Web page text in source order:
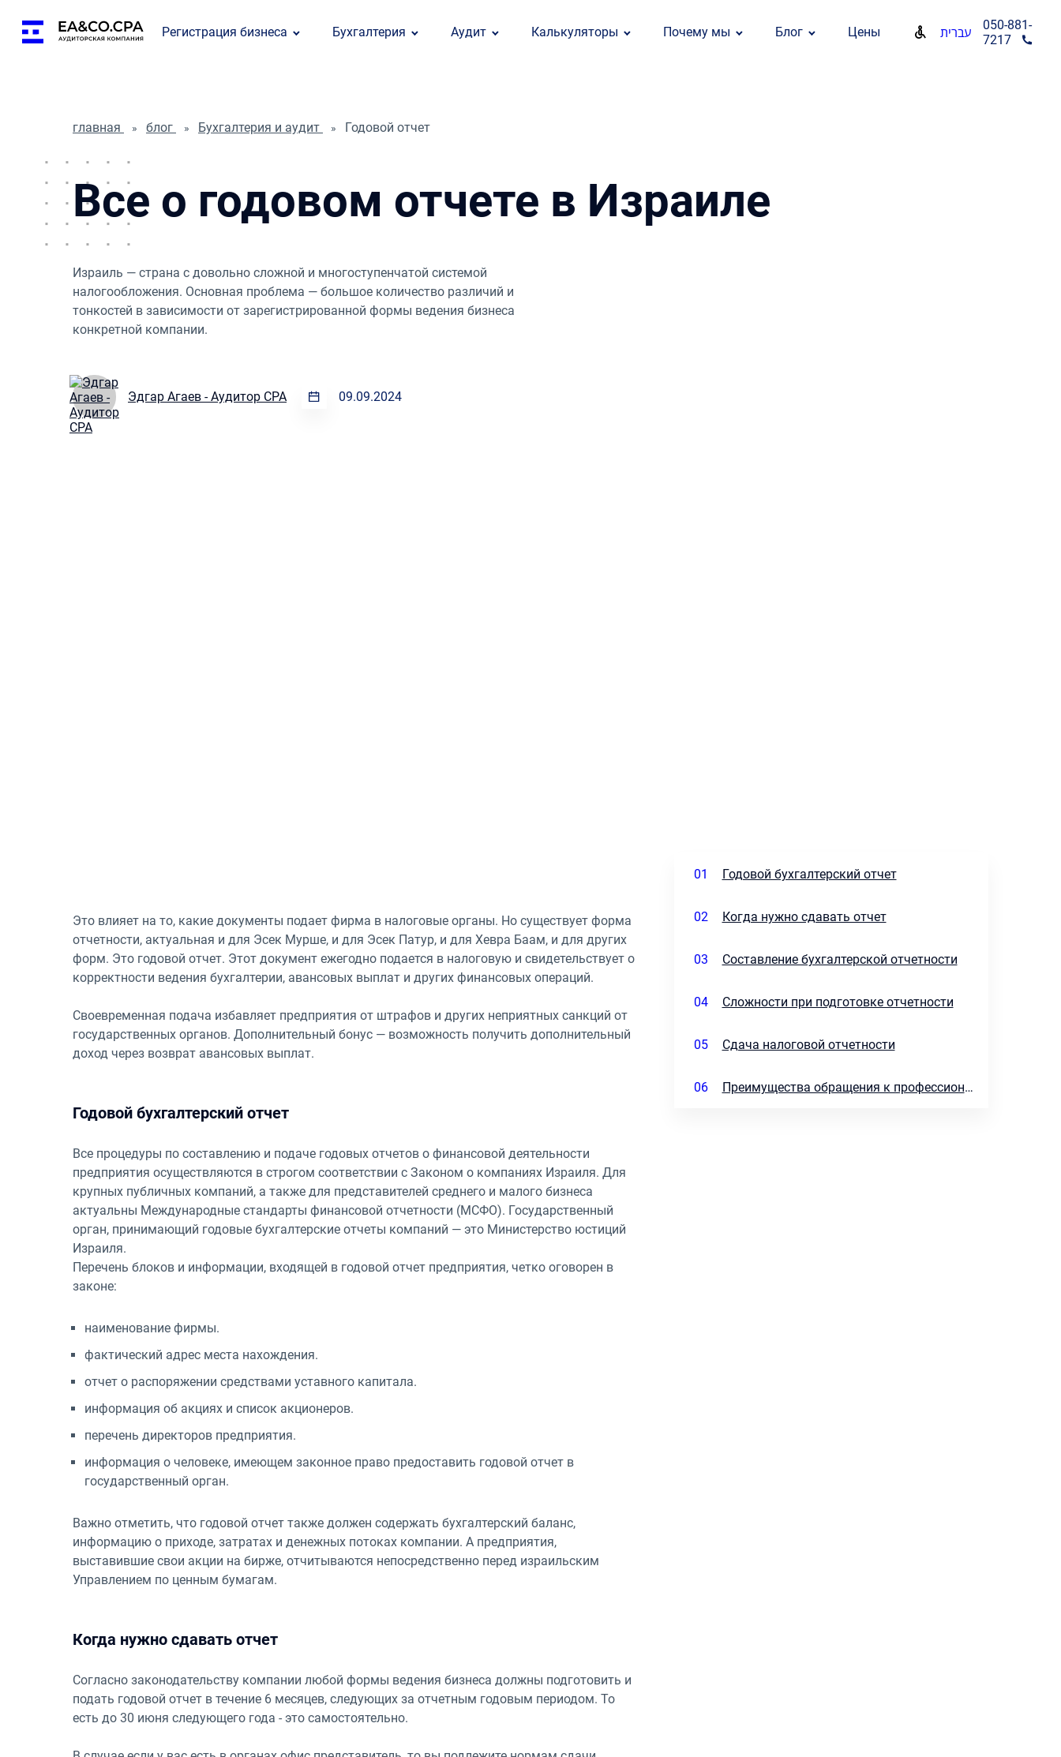
Регистрация бизнеса Бухгалтерия Аудит Калькуляторы Почему мы Блог Цены עברית
050-881-
7217
главная блог Бухгалтерия и аудит Годовой отчет
Все о годовом отчете в Израиле
Израиль — страна с довольно сложной и многоступенчатой системой
налогообложения. Основная проблема — большое количество различий и
тонкостей в зависимости от зарегистрированной формы ведения бизнеса
конкретной компании.
Эдгар Агаев - Аудитор CPA 09.09.2024
01 Годовой бухгалтерский отчет
02 Когда нужно сдавать отчет
03 Составление бухгалтерской отчетности
04 Сложности при подготовке отчетности
05 Сдача налоговой отчетности
06 Преимущества обращения к профессионалам
Это влияет на то, какие документы подает фирма в налоговые органы. Но существует форма
отчетности, актуальная и для Эсек Мурше, и для Эсек Патур, и для Хевра Баам, и для других
форм. Это годовой отчет. Этот документ ежегодно подается в налоговую и свидетельствует о
корректности ведения бухгалтерии, авансовых выплат и других финансовых операций.
Своевременная подача избавляет предприятия от штрафов и других неприятных санкций от
государственных органов. Дополнительный бонус — возможность получить дополнительный
доход через возврат авансовых выплат.
Годовой бухгалтерский отчет
Все процедуры по составлению и подаче годовых отчетов о финансовой деятельности
предприятия осуществляются в строгом соответствии с Законом о компаниях Израиля. Для
крупных публичных компаний, а также для представителей среднего и малого бизнеса
актуальны Международные стандарты финансовой отчетности (МСФО). Государственный
орган, принимающий годовые бухгалтерские отчеты компаний — это Министерство юстиций
Израиля.
Перечень блоков и информации, входящей в годовой отчет предприятия, четко оговорен в
законе:
наименование фирмы.
фактический адрес места нахождения.
отчет о распоряжении средствами уставного капитала.
информация об акциях и список акционеров.
перечень директоров предприятия.
информация о человеке, имеющем законное право предоставить годовой отчет в
государственный орган.
Важно отметить, что годовой отчет также должен содержать бухгалтерский баланс,
информацию о приходе, затратах и денежных потоках компании. А предприятия,
выставившие свои акции на бирже, отчитываются непосредственно перед израильским
Управлением по ценным бумагам.
Когда нужно сдавать отчет
Согласно законодательству компании любой формы ведения бизнеса должны подготовить и
подать годовой отчет в течение 6 месяцев, следующих за отчетным годовым периодом. То
есть до 30 июня следующего года - это самостоятельно.